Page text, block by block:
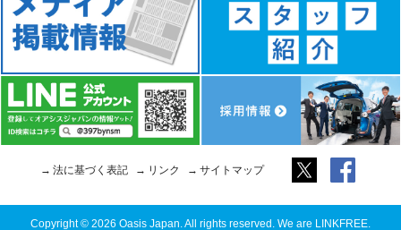
法に基づく表記 リンク サイトマップ
Copyright © 2026 Oasis Japan. All rights reserved. We are LINKFREE.